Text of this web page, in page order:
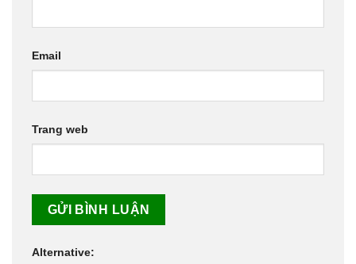
Email
Trang web
Alternative: